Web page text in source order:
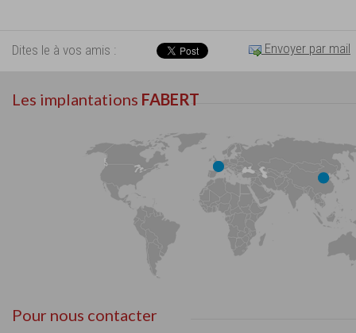
Dites le à vos amis : Envoyer par mail
Les implantations FABERT
Pour nous contacter